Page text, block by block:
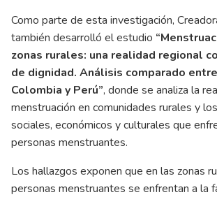
Como parte de esta investigación,
también desarrolló el estudio
zonas rurales: una realidad regional
de dignidad. Análisis comparado
Colombia y Perú”, donde se analiza la
menstruación en comunidades rurales y
sociales, económicos y culturales que
personas menstruantes.
Los hallazgos exponen que en las zonas
personas menstruantes se enfrentan a la